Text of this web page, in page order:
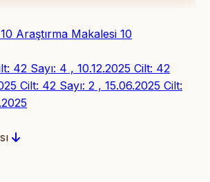
10 Araştırma Makalesi 10
42 Sayı: 4 , 10.12.2025 Cilt: 42
Cilt: 42 Sayı: 2 , 15.06.2025 Cilt: